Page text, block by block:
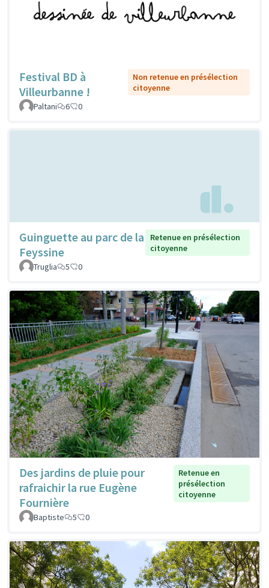
Festival BD à
Villeurbanne !
Non retenue en présélection
citoyenne
Paltani
6 0
Guinguette au parc de la
Feyssine
Retenue en présélection
citoyenne
Truglia
5 0
Des jardins de pluie pour
rafraichir la rue Eugène
Fournière
Retenue en
présélection
citoyenne
Baptiste 5 0